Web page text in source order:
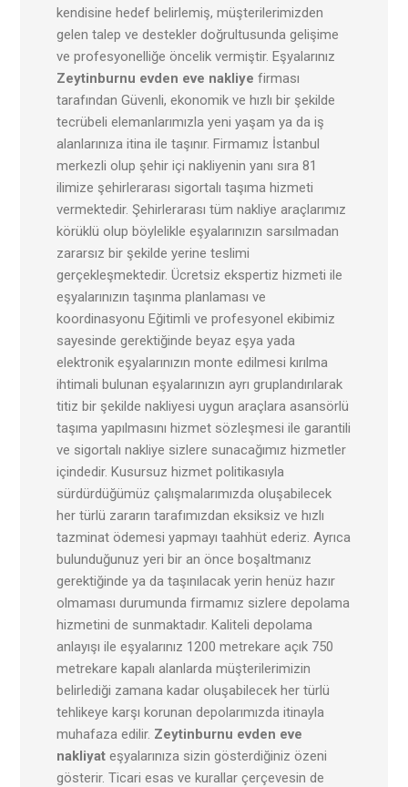
kendisine hedef belirlemiş, müşterilerimizden
gelen talep ve destekler doğrultusunda gelişime
ve profesyonelliğe öncelik vermiştir. Eşyalarınız
Zeytinburnu evden eve nakliye firması
tarafından Güvenli, ekonomik ve hızlı bir şekilde
tecrübeli elemanlarımızla yeni yaşam ya da iş
alanlarınıza itina ile taşınır. Firmamız İstanbul
merkezli olup şehir içi nakliyenin yanı sıra 81
ilimize şehirlerarası sigortalı taşıma hizmeti
vermektedir. Şehirlerarası tüm nakliye araçlarımız
körüklü olup böylelikle eşyalarınızın sarsılmadan
zararsız bir şekilde yerine teslimi
gerçekleşmektedir. Ücretsiz ekspertiz hizmeti ile
eşyalarınızın taşınma planlaması ve
koordinasyonu Eğitimli ve profesyonel ekibimiz
sayesinde gerektiğinde beyaz eşya yada
elektronik eşyalarınızın monte edilmesi kırılma
ihtimali bulunan eşyalarınızın ayrı gruplandırılarak
titiz bir şekilde nakliyesi uygun araçlara asansörlü
taşıma yapılmasını hizmet sözleşmesi ile garantili
ve sigortalı nakliye sizlere sunacağımız hizmetler
içindedir. Kusursuz hizmet politikasıyla
sürdürdüğümüz çalışmalarımızda oluşabilecek
her türlü zararın tarafımızdan eksiksiz ve hızlı
tazminat ödemesi yapmayı taahhüt ederiz. Ayrıca
bulunduğunuz yeri bir an önce boşaltmanız
gerektiğinde ya da taşınılacak yerin henüz hazır
olmaması durumunda firmamız sizlere depolama
hizmetini de sunmaktadır. Kaliteli depolama
anlayışı ile eşyalarınız 1200 metrekare açık 750
metrekare kapalı alanlarda müşterilerimizin
belirlediği zamana kadar oluşabilecek her türlü
tehlikeye karşı korunan depolarımızda itinayla
muhafaza edilir. Zeytinburnu evden eve
nakliyat eşyalarınıza sizin gösterdiğiniz özeni
gösterir. Ticari esas ve kurallar çerçevesin de